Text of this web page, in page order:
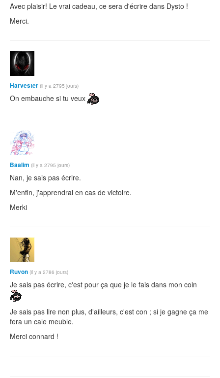
Avec plaisir! Le vrai cadeau, ce sera d'écrire dans Dysto !
Merci.
Harvester (il y a 2795 jours)
On embauche si tu veux
Baalim (il y a 2795 jours)
Nan, je sais pas écrire.
M'enfin, j'apprendrai en cas de victoire.
Merki
Ruvon (il y a 2786 jours)
Je sais pas écrire, c'est pour ça que je le fais dans mon coin
Je sais pas lire non plus, d'ailleurs, c'est con ; si je gagne ça me
fera un cale meuble.
Merci connard !